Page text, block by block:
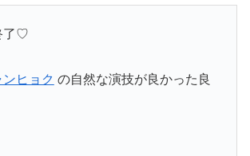
了♡
ヒョク の自然な演技が良かった良